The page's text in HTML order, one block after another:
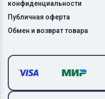
конфиденциальности
Публичная оферта
Обмен и возврат товара